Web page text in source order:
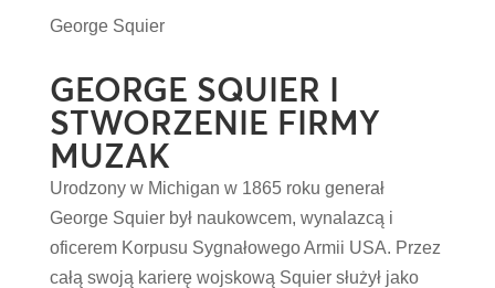
George Squier
GEORGE SQUIER I
STWORZENIE FIRMY
MUZAK
Urodzony w Michigan w 1865 roku generał
George Squier był naukowcem, wynalazcą i
oficerem Korpusu Sygnałowego Armii USA. Przez
całą swoją karierę wojskową Squier służył jako